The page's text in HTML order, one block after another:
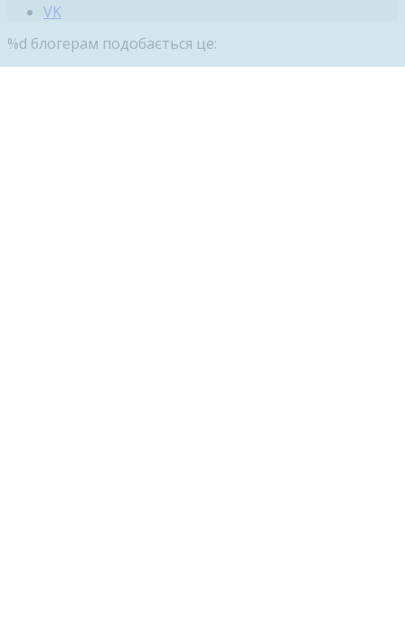
VK
%d блогерам подобається це: